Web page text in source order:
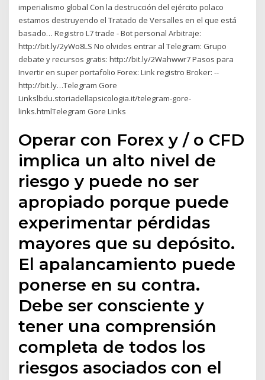
imperialismo global Con la destrucción del ejército polaco
estamos destruyendo el Tratado de Versalles en el que está
basado… Registro L7 trade - Bot personal Arbitraje:
http://bit.ly/2yWo8LS No olvides entrar al Telegram: Grupo
debate y recursos gratis: http://bit.ly/2Wahwwr7 Pasos para
Invertir en super portafolio Forex: Link registro Broker: --
http://bit.ly…Telegram Gore
Linkslbdu.storiadellapsicologia.it/telegram-gore-
links.htmlTelegram Gore Links
Operar con Forex y / o CFD
implica un alto nivel de
riesgo y puede no ser
apropiado porque puede
experimentar pérdidas
mayores que su depósito.
El apalancamiento puede
ponerse en su contra.
Debe ser consciente y
tener una comprensión
completa de todos los
riesgos asociados con el